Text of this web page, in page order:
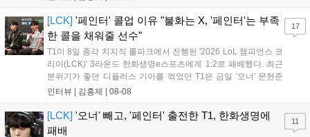
[LCK] '페인터' 콜업 이유 "불화는 X, '페인터'는 부족
한 콜을 채워줄 선수"
T1이 8일 종각 치지직 롤파크에서 진행된 '2026 LoL 챔피언스 코
리아(LCK)' 3라운드 한화생명e스포츠에게 1:2로 패배했다. 최근
분위기가 좋던 디플러스 기아를 꺾었던 T1은 금일 '오너' 문현준
을 빼고 신예 '페인터' 김은후를 투입시키는 강수를 뒀으나 결국
즈' 김수환의 인터뷰 내...
인터뷰 | 김홍제 | 08-08
17
[LCK] '오너' 빼고, '페인터' 출전한 T1, 한화생명에
패배
11